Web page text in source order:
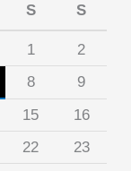
S S
1
2
8
9
15
16
22
23